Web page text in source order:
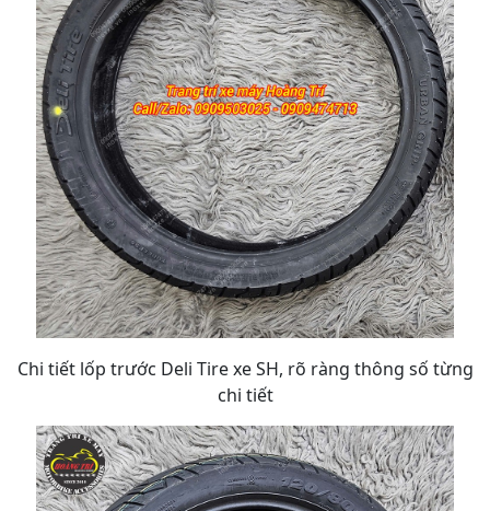
Chi tiết lốp trước Deli Tire xe SH, rõ ràng thông số từng
chi tiết